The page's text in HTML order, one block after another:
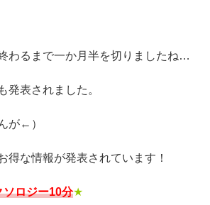
わるまで一か月半を切りましたね…
発表されました。
が←）
得な情報が発表されています！
ソロジー10分★